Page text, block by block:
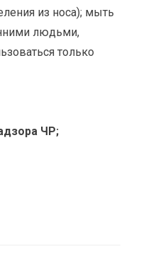
из носа); мыть
людьми,
только
ЧР;